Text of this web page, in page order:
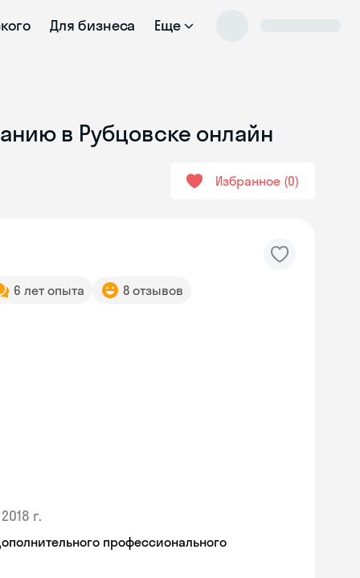
Для бизнеса Еще
в Рубцовске онлайн
Избранное 0
6 лет опыта 8 отзывов
2018 г.
профессионального